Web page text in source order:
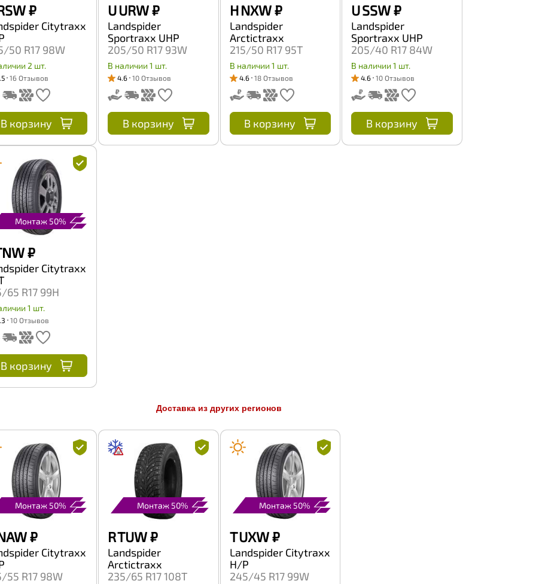
₽
Citytraxx
50 R17 98W
2 шт.
16 Отзывов
В корзину
U URW₽
Landspider
Sportraxx UHP
205/50 R17 93W
В наличии 1 шт.
4.6 10 Отзывов
В корзину
H NXW₽
Landspider
Arctictraxx
215/50 R17 95T
В наличии 1 шт.
4.6 18 Отзывов
В корзину
U SSW₽
Landspider
Sportraxx UHP
205/40 R17 84W
В наличии 1 шт.
4.6 10 Отзывов
В корзину
Монтаж 50%
₽
Citytraxx
65 R17 99H
1 шт.
10 Отзывов
В корзину
Доставка из других регионов
Монтаж 50%
₽
Citytraxx
55 R17 98W
Монтаж 50%
R TUW₽
Landspider
Arctictraxx
235/65 R17 108T
Монтаж 50%
T UXW₽
Landspider Citytraxx
H/P
245/45 R17 99W